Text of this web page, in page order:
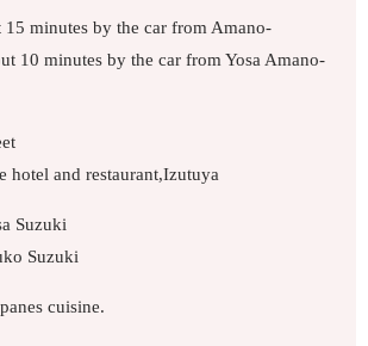
minutes by the car from Amano-
10 minutes by the car from Yosa Amano-
hotel and restaurant,Izutuya
Suzuki
Suzuki
cuisine.